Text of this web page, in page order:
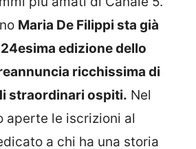
Maria De Filippi sta già
edizione dello
ricchissima di
straordinari ospiti. Nel
aperte le iscrizioni al
a chi ha una storia